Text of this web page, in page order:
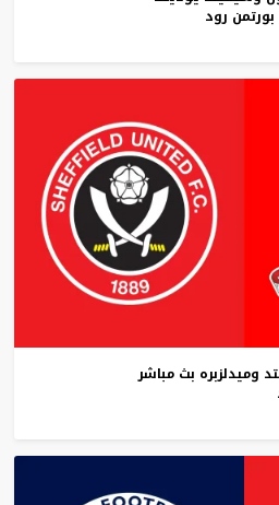
بورتمن رود
وميدلزبره بث مباشر